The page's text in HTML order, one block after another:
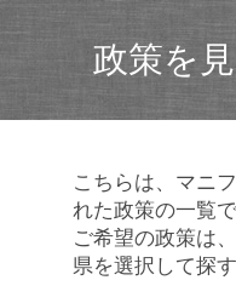
政策を
こちらは、マニ
れた政策の一覧で
ご希望の政策は
県を選択して探